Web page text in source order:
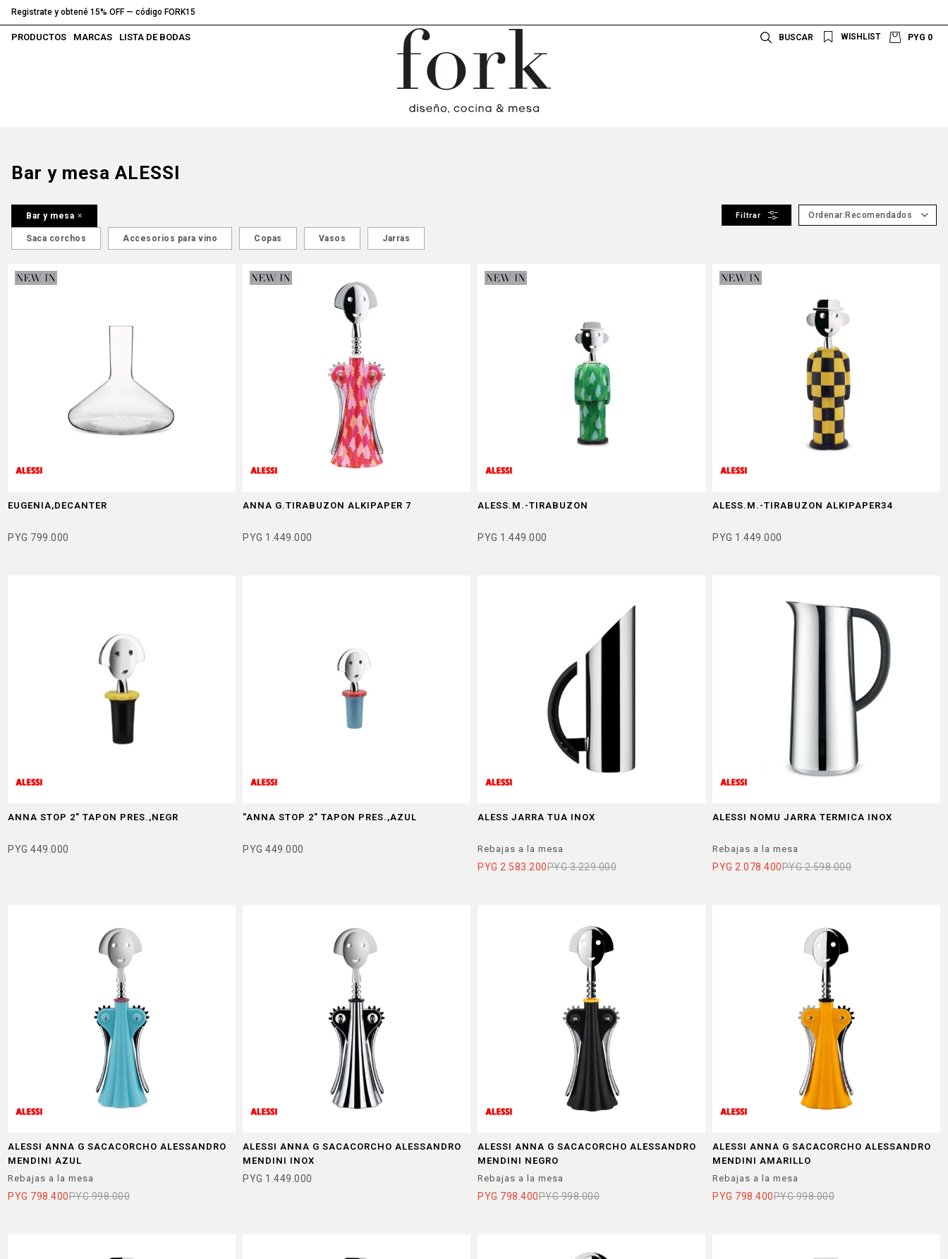
PRODUCTOS MARCAS LISTA DE BODAS PYG 0
Registrate y obtené 15% OFF — código FORK15
Bar y mesa ALESSI
Bar y mesa
Saca corchos Accesorios para vino Copas Vasos Jarras
Recomendados
EUGENIA,DECANTER
PYG 799.000
ANNA G.TIRABUZON ALKIPAPER 7
PYG 1.449.000
ALESS.M.-TIRABUZON
PYG 1.449.000
ALESS.M.-TIRABUZON ALKIPAPER34
PYG 1.449.000
ANNA STOP 2" TAPON PRES.,NEGR
PYG 449.000
"ANNA STOP 2" TAPON PRES.,AZUL
PYG 449.000
ALESS JARRA TUA INOX
Rebajas a la mesa
PYG 2.583.200PYG 3.229.000
ALESSI NOMU JARRA TERMICA INOX
Rebajas a la mesa
PYG 2.078.400PYG 2.598.000
ALESSI ANNA G SACACORCHO ALESSANDRO
MENDINI AZUL
Rebajas a la mesa
PYG 798.400PYG 998.000
ALESSI ANNA G SACACORCHO ALESSANDRO
MENDINI INOX
PYG 1.449.000
ALESSI ANNA G SACACORCHO ALESSANDRO
MENDINI NEGRO
Rebajas a la mesa
PYG 798.400PYG 998.000
ALESSI ANNA G SACACORCHO ALESSANDRO
MENDINI AMARILLO
Rebajas a la mesa
PYG 798.400PYG 998.000